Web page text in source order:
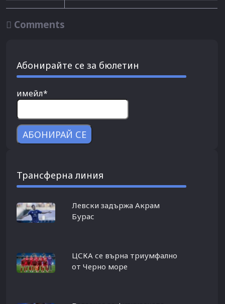
 Comments
Абонирайте се за бюлетин
имейл*
Трансферна линия
Левски задържа Акрам
Бурас
ЦСКА се върна триумфално
от Черно море